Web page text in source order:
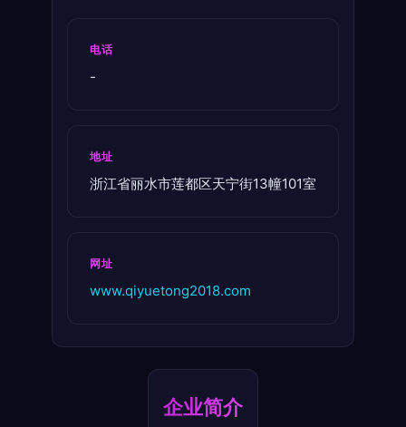
电话
-
地址
浙江省丽水市莲都区天宁街13幢101室
网址
www.qiyuetong2018.com
企业简介